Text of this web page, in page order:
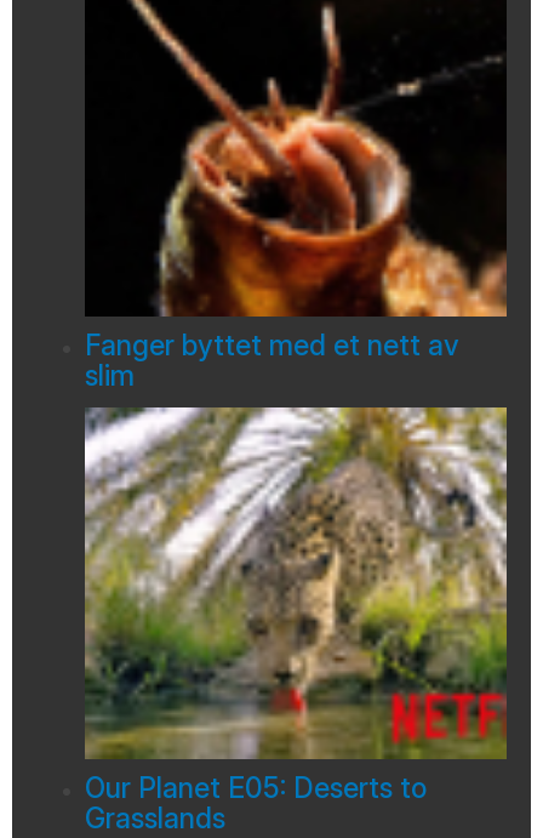
Fanger byttet med et nett av
slim
Our Planet E05: Deserts to
Grasslands